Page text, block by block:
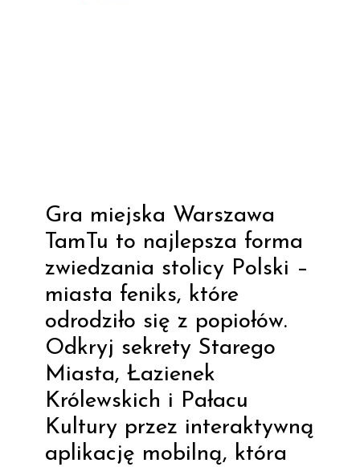
Gra miejska Warszawa
TamTu to najlepsza forma
zwiedzania stolicy Polski –
miasta feniks, które
odrodziło się z popiołów.
Odkryj sekrety Starego
Miasta, Łazienek
Królewskich i Pałacu
Kultury przez interaktywną
aplikację mobilną, która